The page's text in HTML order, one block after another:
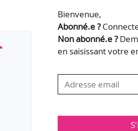
des Valois », organisée du
du patrimoine les…
Bienvenue,
Abonné.e ?
Non abonné.e ?
en saisissant votre